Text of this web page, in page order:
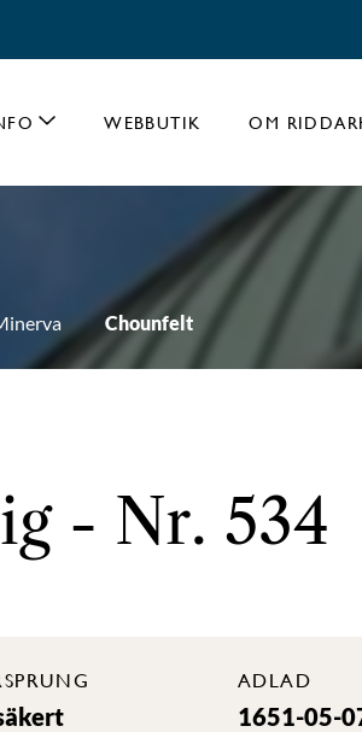
WEBBUTIK OM
Chounfelt
- Nr. 534
ADLAD
1651-05-